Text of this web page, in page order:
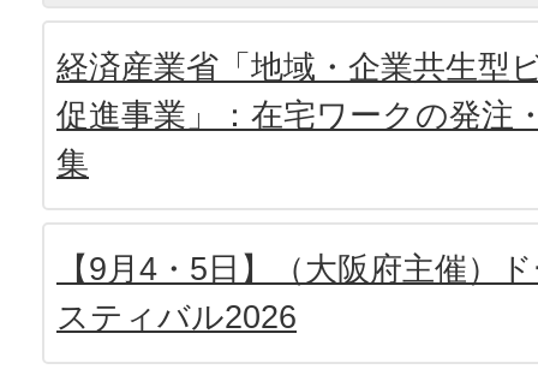
経済産業省「地域・企業共生型
促進事業」：在宅ワークの発注
集
【9月4・5日】（大阪府主催）
スティバル2026